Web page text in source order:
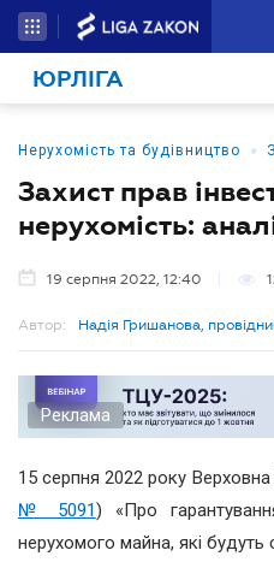
ЮРЛІГА
Нерухомість та будівництво •
Захист прав
нерухомість:
19 серпня 2022, 12:40
Автор: Надія Гришанова,
Реклама
15 серпня 2022 року
№ 5091) «Про
нерухомого майна, які